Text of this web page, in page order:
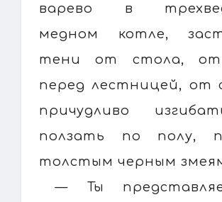
варево в
медном котле,
тени от стола, от
перед лестницей, от
причудливо
ползать по полу,
толстым черным
— Ты